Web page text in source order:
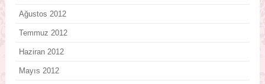
Ağustos 2012
Temmuz 2012
Haziran 2012
Mayıs 2012